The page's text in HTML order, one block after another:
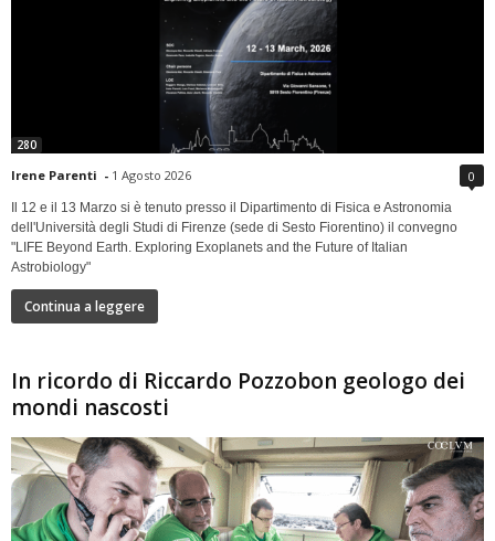
280
Irene Parenti - 1 Agosto 2026 0
Il 12 e il 13 Marzo si è tenuto presso il Dipartimento di Fisica e Astronomia
dell'Università degli Studi di Firenze (sede di Sesto Fiorentino) il convegno
"LIFE Beyond Earth. Exploring Exoplanets and the Future of Italian
Astrobiology"
Continua a leggere
In ricordo di Riccardo Pozzobon geologo dei
mondi nascosti